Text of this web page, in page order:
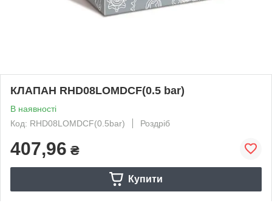
КЛАПАН RHD08LOMDCF(0.5 bar)
В наявності
Код: RHD08LOMDCF(0.5bar)
Роздріб
407,96 ₴
Купити